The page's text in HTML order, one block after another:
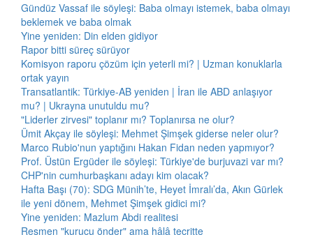
Gündüz Vassaf ile söyleşi: Baba olmayı istemek, baba olmayı
beklemek ve baba olmak
Yine yeniden: Din elden gidiyor
Rapor bitti süreç sürüyor
Komisyon raporu çözüm için yeterli mi? | Uzman konuklarla
ortak yayın
Transatlantik: Türkiye-AB yeniden | İran ile ABD anlaşıyor
mu? | Ukrayna unutuldu mu?
"Liderler zirvesi" toplanır mı? Toplanırsa ne olur?
Ümit Akçay ile söyleşi: Mehmet Şimşek giderse neler olur?
Marco Rubio'nun yaptığını Hakan Fidan neden yapmıyor?
Prof. Üstün Ergüder ile söyleşi: Türkiye'de burjuvazi var mı?
CHP'nin cumhurbaşkanı adayı kim olacak?
Hafta Başı (70): SDG Münih’te, Heyet İmralı’da, Akın Gürlek
ile yeni dönem, Mehmet Şimşek gidici mi?
Yine yeniden: Mazlum Abdi realitesi
Resmen "kurucu önder" ama hâlâ tecritte